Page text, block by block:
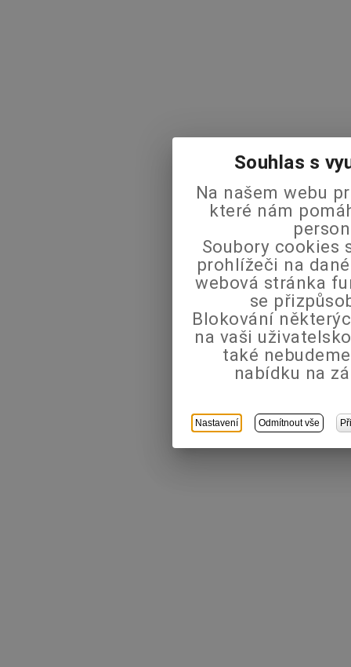
Souhlas s
Na našem webu
které nám
Soubory cookies
prohlížeči na
webová stránka
se
Blokování
na vaši
také
nabídku na
Nastavení Odmítnout vše